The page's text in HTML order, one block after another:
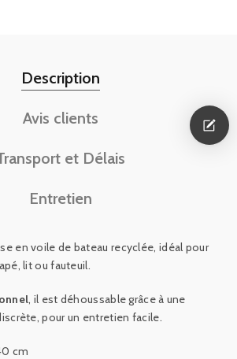
Description
Avis clients
et Délais
Entretien
en voile de bateau recyclée, idéal pour
lit ou fauteuil.
, il est déhoussable grâce à une
pour un entretien facile.
cm